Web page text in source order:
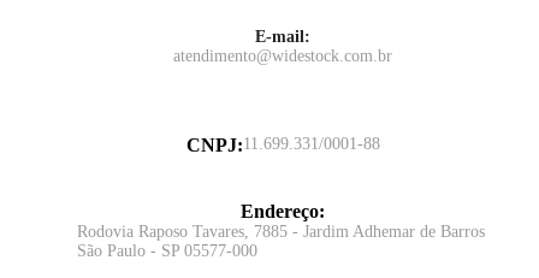
E-mail:
atendimento@widestock.com.br
CNPJ:11.699.331/0001-88
Endereço:
Rodovia Raposo Tavares, 7885 - Jardim Adhemar de Barros
São Paulo - SP 05577-000